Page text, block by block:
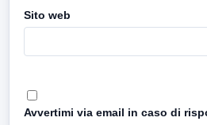
Sito web
Avvertimi via email in caso di